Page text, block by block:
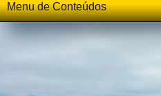
Menu de Conteúdos